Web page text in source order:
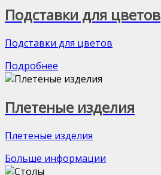
Подставки для цветов
Подставки для цветов
Подробнее
Плетеные изделия
Плетеные изделия
Больше информации